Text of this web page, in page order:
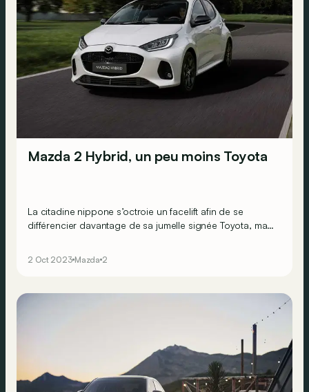
Mazda 2 Hybrid, un peu moins Toyota
La citadine nippone s’octroie un facelift afin de se
différencier davantage de sa jumelle signée Toyota, mais
2 Oct 2023 Mazda 2